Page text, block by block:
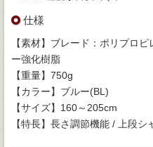
仕様
【素材】ブレード：ポリプロ
ー強化樹脂
【重量】750g
【カラー】ブルー(BL)
【サイズ】160～205cm
【特長】長さ調節機能 / 上段